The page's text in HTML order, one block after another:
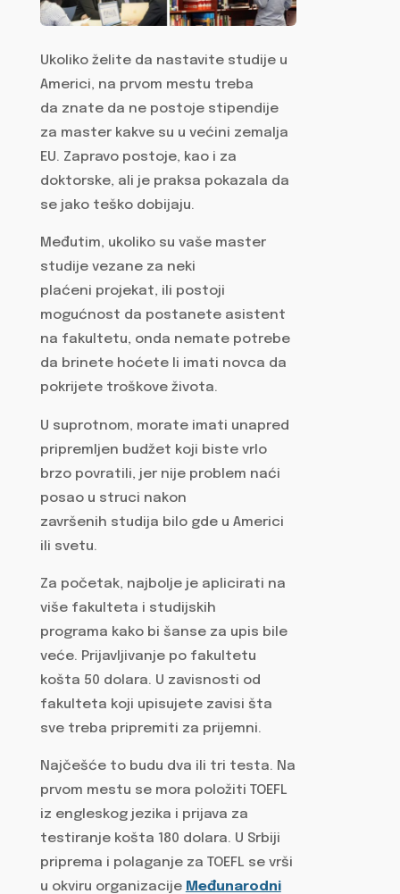
Ukoliko želite da nastavite studije u
Americi, na prvom mestu treba
da znate da ne postoje stipendije
za master kakve su u većini zemalja
EU. Zapravo postoje, kao i za
doktorske, ali je praksa pokazala da
se jako teško dobijaju.
Međutim, ukoliko su vaše master
studije vezane za neki
plaćeni projekat, ili postoji
mogućnost da postanete asistent
na fakultetu, onda nemate potrebe
da brinete hoćete li imati novca da
pokrijete troškove života.
U suprotnom, morate imati unapred
pripremljen budžet koji biste vrlo
brzo povratili, jer nije problem naći
posao u struci nakon
završenih studija bilo gde u Americi
ili svetu.
Za početak, najbolje je aplicirati na
više fakulteta i studijskih
programa kako bi šanse za upis bile
veće. Prijavljivanje po fakultetu
košta 50 dolara. U zavisnosti od
fakulteta koji upisujete zavisi šta
sve treba pripremiti za prijemni.
Najčešće to budu dva ili tri testa. Na
prvom mestu se mora položiti TOEFL
iz engleskog jezika i prijava za
testiranje košta 180 dolara. U Srbiji
priprema i polaganje za TOEFL se vrši
u okviru organizacije Međunarodni